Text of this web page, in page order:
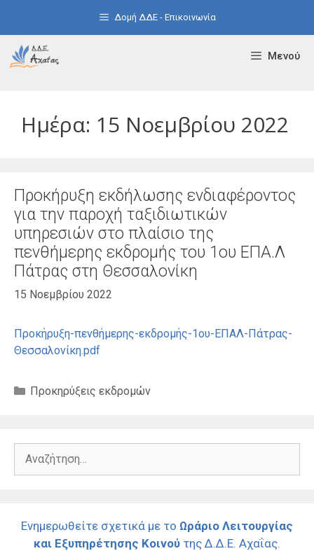
Δομή ΔΔΕ - Επικοινωνία
Μενού
Ημέρα: 15 Νοεμβρίου 2022
Προκήρυξη εκδήλωσης ενδιαφέροντος
για την παροχή ταξιδιωτικών
υπηρεσιών στο πλαίσιο της
πενθήμερης εκδρομής του 1ου ΕΠΑ.Λ
Πάτρας στη Θεσσαλονίκη
15 Νοεμβρίου 2022
Προκήρυξη-πενθήμερης-εκδρομής-1ου-ΕΠΑΛ-Πάτρας-
Θεσσαλονίκη.pdf
Κατηγορίες
Προκηρύξεις εκδρομών
Αναζήτηση
Ενημερωθείτε σχετικά με το Ωράριο Λειτουργίας
και Εξυπηρέτησης Κοινού της Δ.Δ.Ε. Αχαΐας.